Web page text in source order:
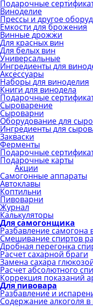
Подарочные
Виноделие
Прессы и другое
Емкости для брожения
Винные дрожжи
Для красных вин
Для белых вин
Универсальные
Ингредиенты для
Аксессуары
Наборы для виноделия
Книги для винодела
Подарочные
Сыроварение
Сыроварни
Оборудование для
Ингредиенты для
Закваски
Ферменты
Подарочные
Подарочные карты
Акции
Самогонные аппараты
Автоклавы
Коптильни
Пивоварни
Журнал
Калькуляторы
Для самогонщика
Разбавление самогона
Смешивание спиртов
Дробная перегонка
Расчет сахарной браги
Замена сахара
Расчет абсолютного
Коррекция показаний
Для пивовара
Разбавление и
Содержание алкоголя в